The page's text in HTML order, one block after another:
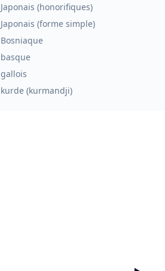
Japonais (honorifiques)
Japonais (forme simple)
Bosniaque
basque
gallois
kurde (kurmandji)